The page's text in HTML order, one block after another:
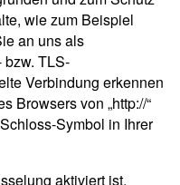
wie zum Beispiel
an uns als
bzw. TLS-
Verbindung erkennen
Browsers von „http://“
Symbol in Ihrer
aktiviert ist,